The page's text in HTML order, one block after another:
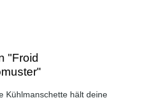
"Froid
Kühlmanschette hält deine